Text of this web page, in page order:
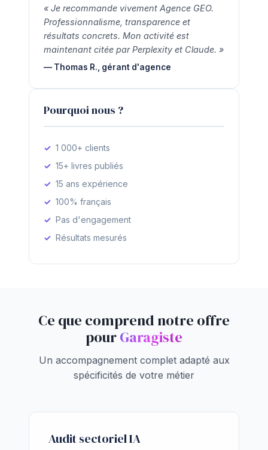
« Je recommande vivement Agence GEO.
Professionnalisme, transparence et
résultats concrets. Mon activité est
maintenant citée par Perplexity et Claude. »
— Thomas R., gérant d'agence
Pourquoi nous ?
1 000+ clients
15+ livres publiés
15 ans expérience
100% français
Pas d'engagement
Résultats mesurés
Ce que comprend notre offre
pourGaragiste
Un accompagnement complet adapté aux
spécificités de votre métier
Audit sectoriel IA